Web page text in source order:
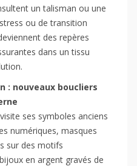
un talisman ou une
ou de transition
des repères
dans un tissu
: nouveaux boucliers
ses symboles anciens
numériques, masques
sur des motifs
en argent gravés de